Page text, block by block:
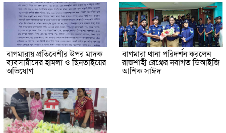
বাগমারায় প্রতিবেশীর উপর মাদক
ব্যবসায়ীদের হামলা ও ছিনতাইয়ের
অভিযোগ
বাগমারা থানা পরিদর্শন করলেন
রাজশাহী রেঞ্জের নবাগত ডিআইজি
আশিক সাঈদ